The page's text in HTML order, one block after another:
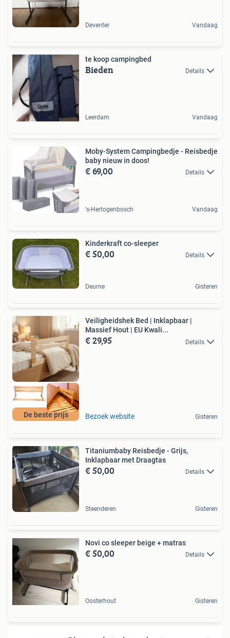
Deventer Vandaag
te koop campingbed
Bieden Details
Leerdam Vandaag
Moby-System Campingbedje - Reisbedje
baby nieuw in doos!
€ 69,00 Details
's-Hertogenbosch Vandaag
Kinderkraft co-sleeper
€ 50,00 Details
Deurne Gisteren
De beste prijs
Veiligheidshek Bed | Inklapbaar |
Massief Hout | EU Kwali...
€ 29,95 Details
Bezoek website Gisteren
Titaniumbaby Reisbedje - Grijs,
Inklapbaar met Draagtas
€ 50,00 Details
Steenderen Gisteren
Novi co sleeper beige + matras
€ 50,00 Details
Oosterhout Gisteren